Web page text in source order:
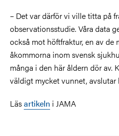
– Det var därför vi ville titta på
observationsstudie. Våra data
också mot höftfraktur, en av de
åkommorna inom svensk
många i den här åldern dör av.
väldigt mycket vunnet, avslutar
Läsartikeln i JAMA